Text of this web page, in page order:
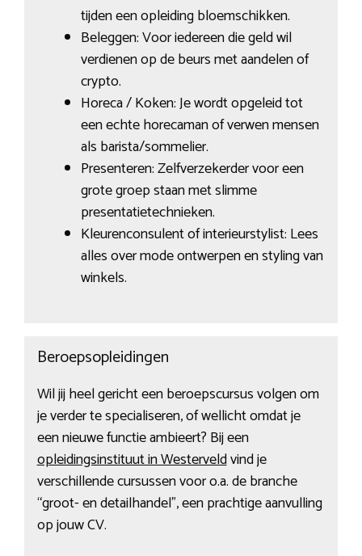
tijden een opleiding bloemschikken.
Beleggen: Voor iedereen die geld wil
verdienen op de beurs met aandelen of
crypto.
Horeca / Koken: Je wordt opgeleid tot
een echte horecaman of verwen mensen
als barista/sommelier.
Presenteren: Zelfverzekerder voor een
grote groep staan met slimme
presentatietechnieken.
Kleurenconsulent of interieurstylist: Lees
alles over mode ontwerpen en styling van
winkels.
Beroepsopleidingen
Wil jij heel gericht een beroepscursus volgen om
je verder te specialiseren, of wellicht omdat je
een nieuwe functie ambieert? Bij een
opleidingsinstituut in Westerveldvind je
verschillende cursussen voor o.a. de branche
“groot- en detailhandel”, een prachtige aanvulling
op jouw CV.